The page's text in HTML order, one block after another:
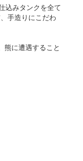
込みタンクを全て
手造りにこだわ
熊に遭遇すること